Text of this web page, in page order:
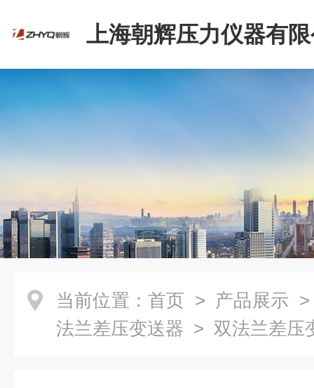
上海朝辉压力仪器有
当前位置： 首页 > 产品展示
法兰差压变送器 > 双法兰差压